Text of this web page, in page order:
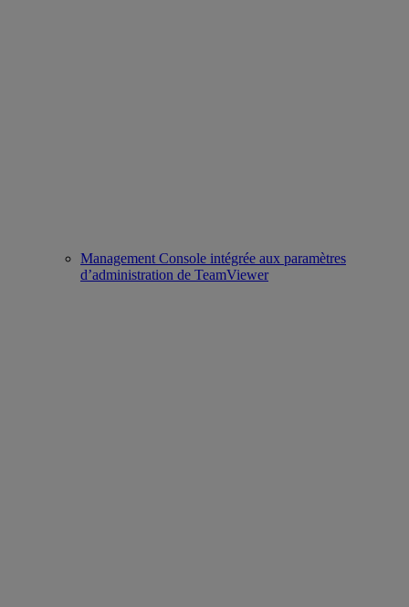
Management Console intégrée aux paramètres
d’administration de TeamViewer